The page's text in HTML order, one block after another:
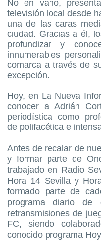
No en vano,
televisión local desde
una de las caras
ciudad. Gracias a él,
profundizar y
innumerables
comarca a través de
excepción.
Hoy, en La Nueva
conocer a Adrián
periodística como
de polifacética e
Antes de recalar de
y formar parte de
trabajado en Radio
Hora 14 Sevilla y
formado parte de
programa diario de
retransmisiones de
FC, siendo
conocido programa